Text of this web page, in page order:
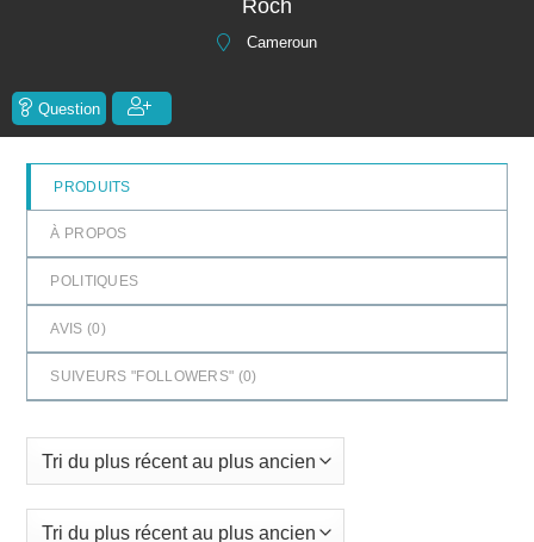
Roch
Cameroun
Question
PRODUITS
À PROPOS
POLITIQUES
AVIS (0)
SUIVEURS "FOLLOWERS" (0)